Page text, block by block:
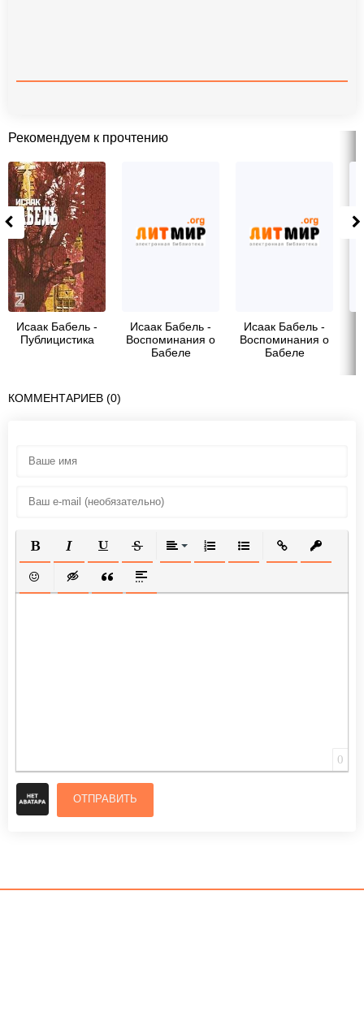
Рекомендуем к прочтению
Исаак Бабель -
Публицистика
Исаак Бабель -
Воспоминания о
Бабеле
Исаак Бабель -
Воспоминания о
Бабеле
КОММЕНТАРИЕВ (0)
ПОЛУЖИРНЫЙ
КУРСИВПОДЧЕРКНУТЫЙ
ЗАЧЕРКНУТЫЙВЫРАВНИВАНИЕ
НУМЕРОВАННЫЙ СПИСОК
МАРКИРОВАННЫЙ
ВСТАВИТЬ
ВСТАВИТЬ СМАЙЛИК
ВСТАВКА СКРЫТОГО ТЕКСТА
ВСТАВКА ЦИТАТЫ
ВСТАВКА СПОЙЛЕРА
0
ОТПРАВИТЬ